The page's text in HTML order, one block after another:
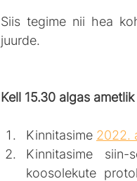
Siis tegime nii hea
juurde.
Kell 15.30 algas
Kinnitasime 2022.
Kinnitasime siin-
koosolekute